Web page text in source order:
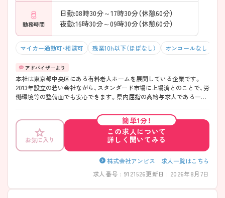
勤務時間
日勤:08時30分～17時30分（休憩60分）
夜勤:16時30分～09時30分（休憩60分）
マイカー通勤可・相談可 残業10h以下（ほぼなし） オンコールなし
本社は東京都中央区にある有料老人ホームを展開している企業です。
2013年設立の若い会社ながら、スタンダード市場に上場済とのことで、労
働環境等の整備面でも安心できます。県内屈指の高給与求人である一
っています。ターミナルケアが中心で医療行為も行うため、看護職にと
ってはこれまでのレベルを落とすことなく働くことが可能。看護師・介
護士が中心となり、自分たちの考えで入居者様に寄り添ったケアができ
る点も魅力です。ご興味のある方は面接対策ポイントなどお話致します
のでお気軽にお問い合わせください。
お気に入り
簡単1分！
この求人について
詳しく聞いてみる
株式会社アンビス 求人一覧はこちら
求人番号 : 9121526更新日 : 2026年8月7日